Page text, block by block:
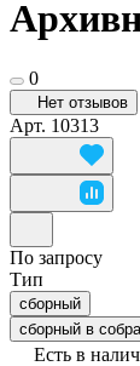
0
Нет отзывов
Арт. 10313
По запросу
Тип
сборный
сборный в
Есть в